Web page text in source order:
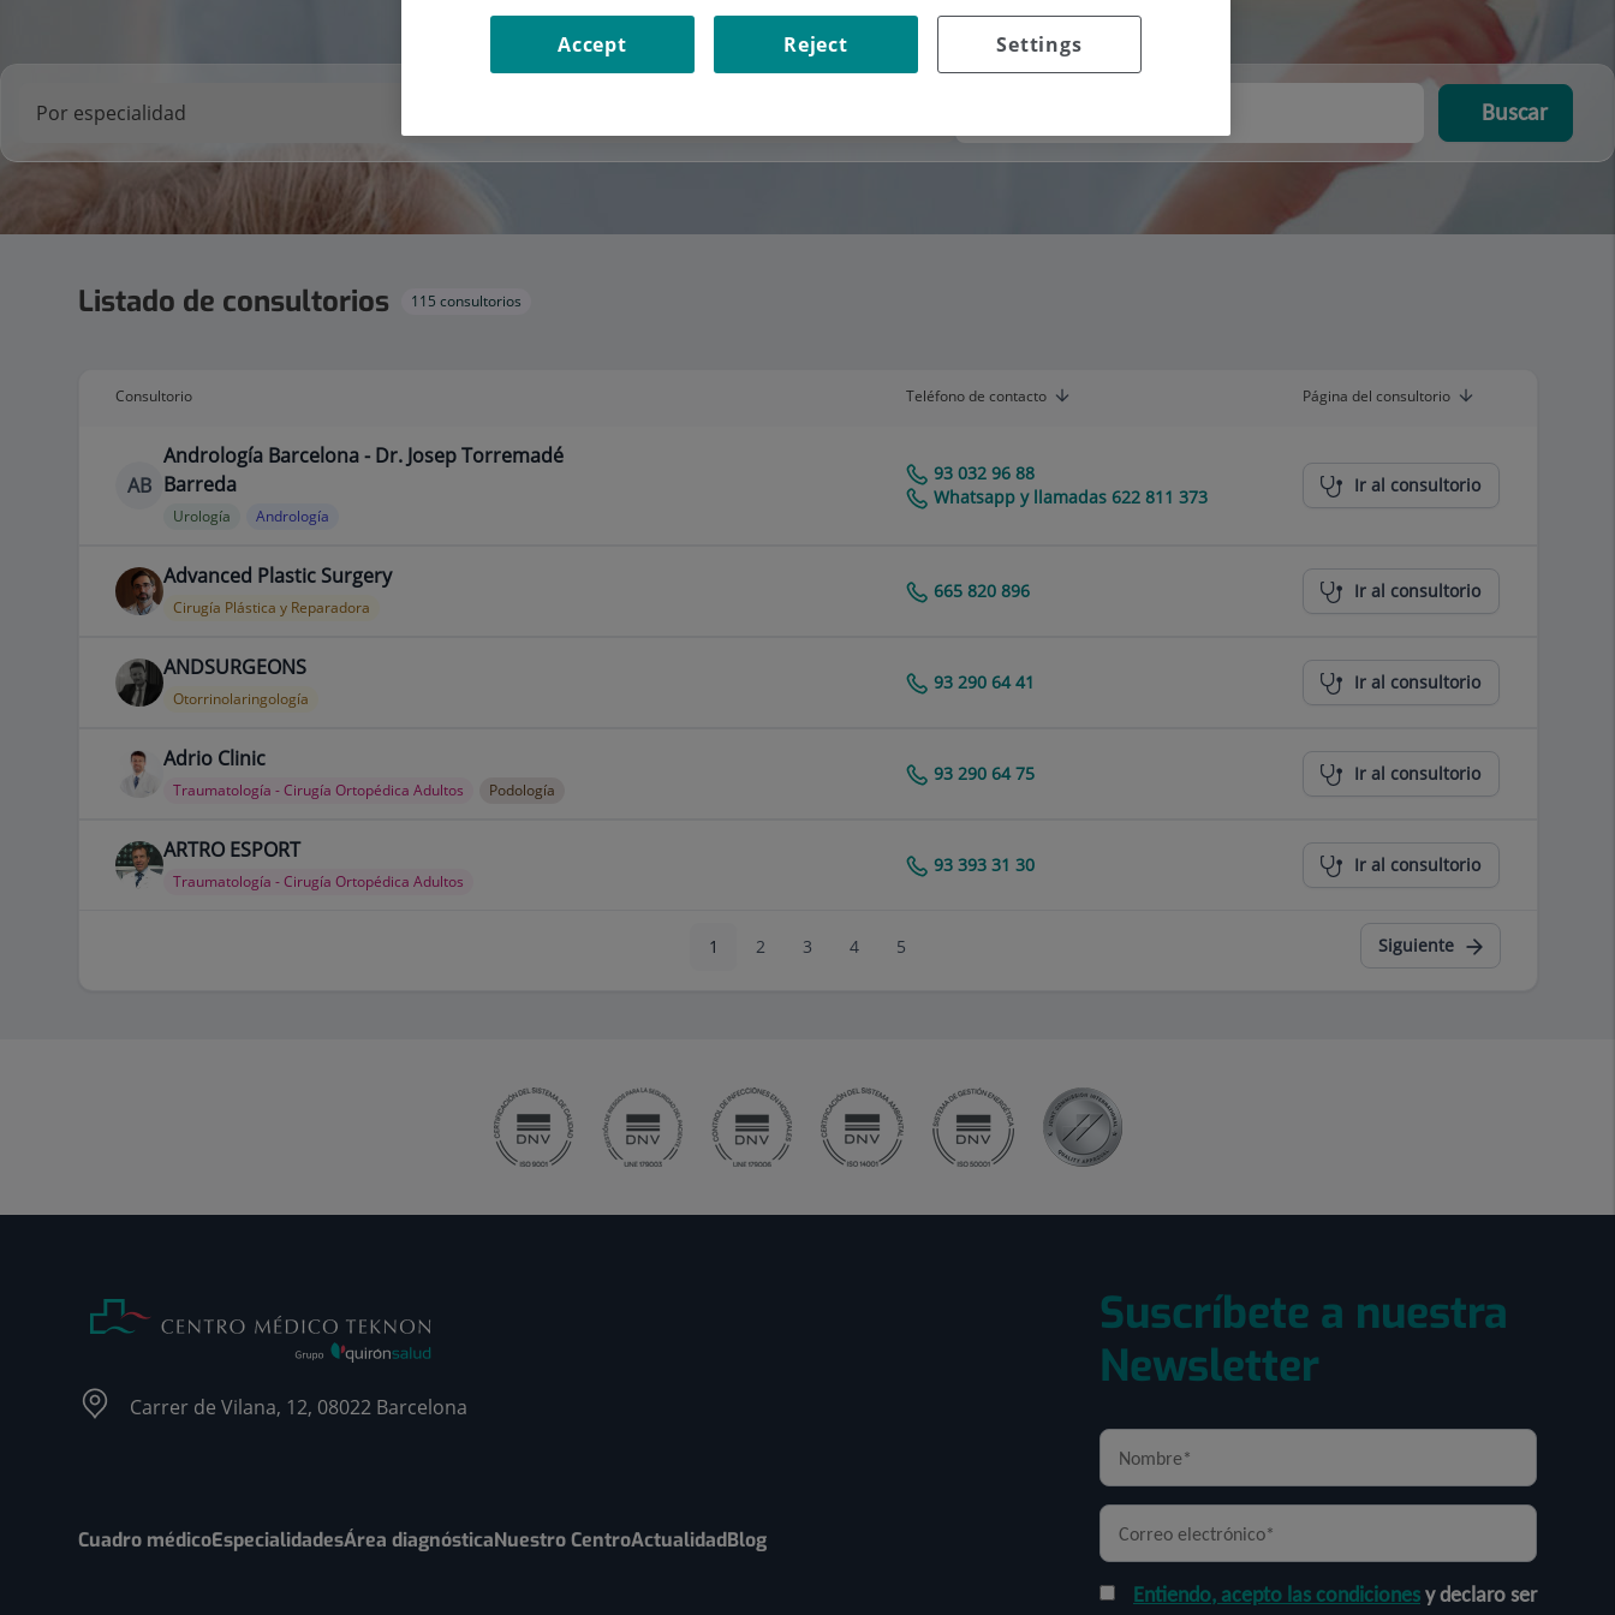
Buscar
Listado de consultorios 115 consultorios
Consultorio Teléfono de contacto Página del consultorio
AB
Andrología Barcelona - Dr. Josep Torremadé
Barreda
Urología Andrología
93 032 96 88
Whatsapp y llamadas 622 811 373
Ir al consultorio
Advanced Plastic Surgery
Cirugía Plástica y Reparadora
665 820 896 Ir al consultorio
ANDSURGEONS
Otorrinolaringología
93 290 64 41 Ir al consultorio
Adrio Clinic
Traumatología - Cirugía Ortopédica Adultos Podología
93 290 64 75 Ir al consultorio
ARTRO ESPORT
Traumatología - Cirugía Ortopédica Adultos
93 393 31 30 Ir al consultorio
1 2 3 4 5 Siguiente
Carrer de Vilana, 12, 08022 Barcelona
Cuadro médicoEspecialidadesÁrea diagnósticaNuestro CentroActualidadBlog
Suscríbete a nuestra
Newsletter
Entiendo, acepto las condicionesy declaro ser
Settings
Reject
Accept